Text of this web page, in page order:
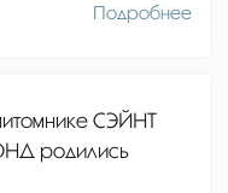
Подробнее
СЭЙНТ
родились